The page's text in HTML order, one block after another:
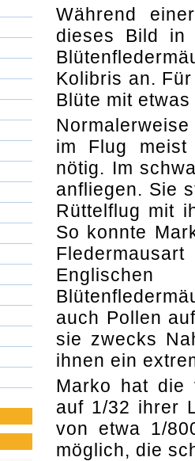
Während
dieses Bild in
Kolibris an.
Blüte mit
im Flug
nötig. Im
anfliegen. Sie
Rüttelflug mit
So konnte
auch Pollen
sie zwecks
ihnen ein
Marko hat die
auf 1/32 ihrer
von etwa 1/
möglich, die